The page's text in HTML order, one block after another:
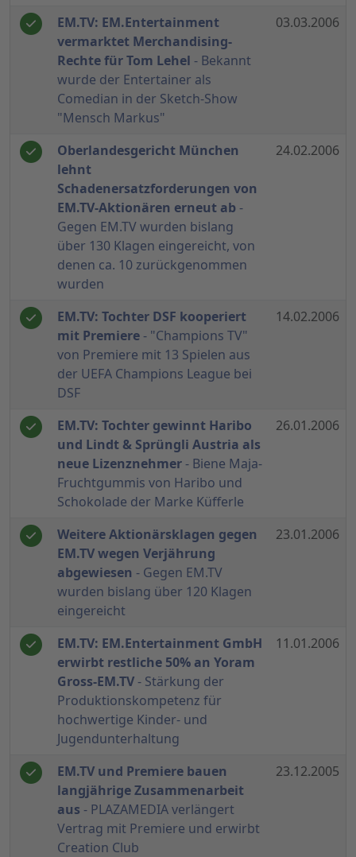
EM.TV: EM.Entertainment
vermarktet Merchandising-
Rechte für Tom Lehel - Bekannt
wurde der Entertainer als
Comedian in der Sketch-Show
"Mensch Markus"
03.03.2006
Oberlandesgericht München
lehnt
Schadenersatzforderungen von
EM.TV-Aktionären erneut ab-
Gegen EM.TV wurden bislang
über 130 Klagen eingereicht, von
denen ca. 10 zurückgenommen
wurden
24.02.2006
EM.TV: Tochter DSF kooperiert
mit Premiere - "Champions TV"
von Premiere mit 13 Spielen aus
der UEFA Champions League bei
DSF
14.02.2006
EM.TV: Tochter gewinnt Haribo
und Lindt & Sprüngli Austria als
neue Lizenznehmer- Biene Maja-
Fruchtgummis von Haribo und
Schokolade der Marke Küfferle
26.01.2006
Weitere Aktionärsklagen gegen
EM.TV wegen Verjährung
abgewiesen - Gegen EM.TV
wurden bislang über 120 Klagen
eingereicht
23.01.2006
EM.TV: EM.Entertainment GmbH
erwirbt restliche 50% an Yoram
Gross-EM.TV- Stärkung der
Produktionskompetenz für
hochwertige Kinder- und
Jugendunterhaltung
11.01.2006
EM.TV und Premiere bauen
langjährige Zusammenarbeit
aus - PLAZAMEDIA verlängert
Vertrag mit Premiere und erwirbt
Creation Club
23.12.2005